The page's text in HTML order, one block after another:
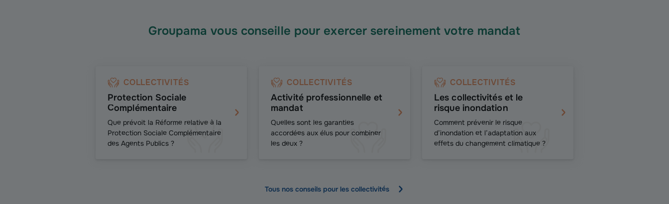
Groupama vous conseille pour exercer sereinement votre mandat
COLLECTIVITÉS
Protection Sociale
Complémentaire
Que prévoit la Réforme relative à la
Protection Sociale Complémentaire
des Agents Publics ?
COLLECTIVITÉS
Activité professionnelle et
mandat
Quelles sont les garanties
accordées aux élus pour combiner
les deux ?
COLLECTIVITÉS
Les collectivités et le
risque inondation
Comment prévenir le risque
d’inondation et l’adaptation aux
effets du changement climatique ?
Tous nos conseils pour les collectivités